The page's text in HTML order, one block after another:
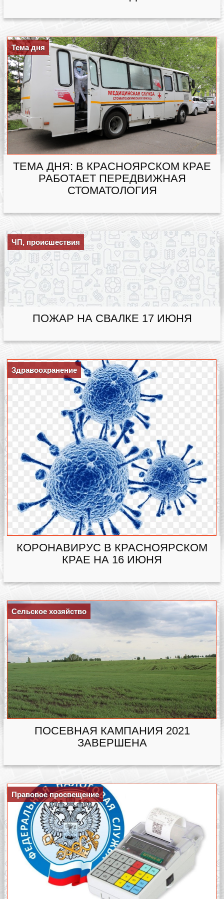
Тема дня
ТЕМА ДНЯ: В КРАСНОЯРСКОМ КРАЕ
РАБОТАЕТ ПЕРЕДВИЖНАЯ
СТОМАТОЛОГИЯ
ЧП, происшествия
ПОЖАР НА СВАЛКЕ 17 ИЮНЯ
Здравоохранение
КОРОНАВИРУС В КРАСНОЯРСКОМ
КРАЕ НА 16 ИЮНЯ
Сельское хозяйство
ПОСЕВНАЯ КАМПАНИЯ 2021
ЗАВЕРШЕНА
Правовое просвещение